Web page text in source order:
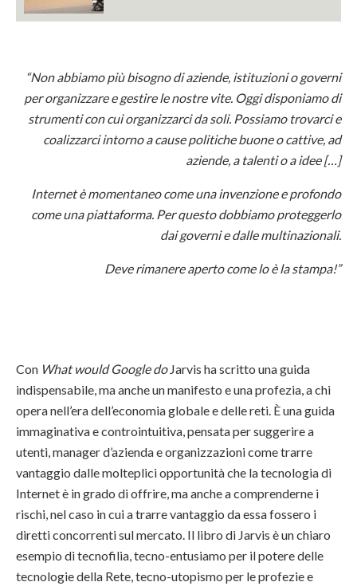
“Non abbiamo più bisogno di aziende, istituzioni o governi
per organizzare e gestire le nostre vite. Oggi disponiamo di
strumenti con cui organizzarci da soli. Possiamo trovarci e
coalizzarci intorno a cause politiche buone o cattive, ad
aziende, a talenti o a idee […]
Internet è momentaneo come una invenzione e profondo
come una piattaforma. Per questo dobbiamo proteggerlo
dai governi e dalle multinazionali.
Deve rimanere aperto come lo è la stampa!”
Con What would Google doJarvis ha scritto una guida
indispensabile, ma anche un manifesto e una profezia, a chi
opera nell’era dell’economia globale e delle reti. È una guida
immaginativa e controintuitiva, pensata per suggerire a
utenti, manager d’azienda e organizzazioni come trarre
vantaggio dalle molteplici opportunità che la tecnologia di
Internet è in grado di offrire, ma anche a comprenderne i
rischi, nel caso in cui a trarre vantaggio da essa fossero i
diretti concorrenti sul mercato. Il libro di Jarvis è un chiaro
esempio di tecnofilia, tecno-entusiamo per il potere delle
tecnologie della Rete, tecno-utopismo per le profezie e